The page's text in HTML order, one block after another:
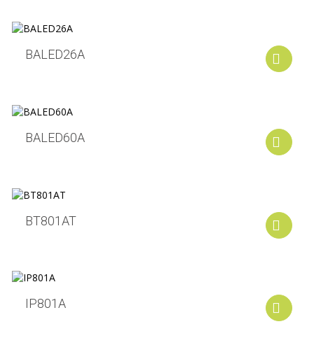
BALED26A
BALED60A
BT801AT
IP801A